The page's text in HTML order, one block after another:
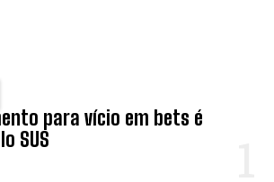
para vício em bets é
SUS